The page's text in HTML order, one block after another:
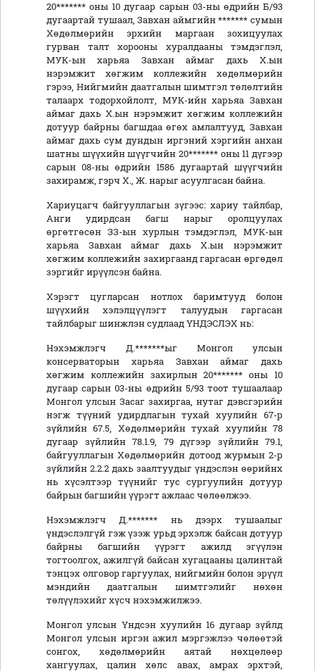
20******* оны 10 дугаар сарын 03-ны өдрийн Б/93
дугаартай тушаал, Завхан аймгийн ******* сумын
Хөдөлмөрийн эрхийн маргаан зохицуулах
гурван талт хорооны хуралдааны тэмдэглэл,
МУК-ын харьяа Завхан аймаг дахь Х.ын
нэрэмжит хөгжим коллежийн хөдөлмөрийн
гэрээ, Нийгмийн даатгалын шимтгэл төлөлтийн
талаарх тодорхойлолт, МУК-ийн харьяа Завхан
аймаг дахь Х.ын нэрэмжит хөгжим коллежийн
дотуур байрны багшдаа өгөх амлалтууд, Завхан
аймаг дахь сум дундын иргэний хэргийн анхан
шатны шүүхийн шүүгчийн 20******* оны 11 дүгээр
сарын 08-ны өдрийн 1586 дугаартай шүүгчийн
захирамж, гэрч Х., Ж. нарыг асуулгасан байна.
Хариуцагч байгууллагын зүгээс: хариу тайлбар,
Анги удирдсан багш нарыг оролцуулах
өргөтгөсөн ЗЗ-ын хурлын тэмдэглэл, МУК-ын
харьяа Завхан аймаг дахь Х.ын нэрэмжит
хөгжим коллежийн захиргаанд гаргасан өргөдөл
зэргийг ирүүлсэн байна.
Хэрэгт цугларсан нотлох баримтууд болон
шүүхийн хэлэлцүүлэгт талуудын гаргасан
тайлбарыг шинжлэн судлаад ҮНДЭСЛЭХ нь:
Нэхэмжлэгч Д.*******ыг Монгол улсын
консерваторын харьяа Завхан аймаг дахь
хөгжим коллежийн захирлын 20******* оны 10
дугаар сарын 03-ны өдрийн 5/93 тоот тушаалаар
Монгол улсын Засаг захиргаа, нутаг дэвсгэрийн
нэгж түүний удирдлагын тухай хуулийн 67-р
зүйлийн 67.5, Хөдөлмөрийн тухай хуулийн 78
дугаар зүйлийн 78.1.9, 79 дүгээр зүйлийн 79.1,
байгууллагын Хөдөлмөрийн дотоод журмын 2-р
зүйлийн 2.2.2 дахь заалтуудыг үндэслэн өөрийнх
нь хүсэлтээр түүнийг тус сургуулийн дотуур
байрын багшийн үүрэгт ажлаас чөлөөлжээ.
Нэхэмжлэгч Д.******* нь дээрх тушаалыг
үндэслэлгүй гэж үзэж урьд эрхэлж байсан дотуур
байрны багшийн үүрэгт ажилд эгүүлэн
тогтоолгох, ажилгүй байсан хугацааны цалинтай
тэнцэх олговор гаргуулах, нийгмийн болон эрүүл
мэндийн даатгалын шимтгэлийг нөхөн
төлүүлэхийг хүсч нэхэмжилжээ.
Монгол улсын Үндсэн хуулийн 16 дугаар зүйлд
Монгол улсын иргэн ажил мэргэжлээ чөлөөтэй
сонгох, хөдөлмөрийн аятай нөхцөлөөр
хангуулах, цалин хөлс авах, амрах эрхтэй,